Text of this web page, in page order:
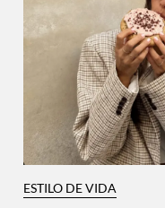
ESTILO DE VIDA